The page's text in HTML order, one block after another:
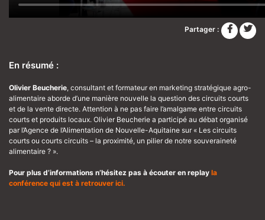
Partager :
En résumé :
Olivier Beucherie, consultant et formateur en marketing stratégique agro-
alimentaire aborde d’une manière nouvelle la question des circuits courts
et de la vente directe. Attention à ne pas faire l’amalgame entre circuits
courts et produits locaux. Olivier Beucherie a participé au débat organisé
par l’Agence de l’Alimentation de Nouvelle-Aquitaine sur « Les circuits
courts ou courts circuits – la proximité, un pilier de notre souveraineté
alimentaire ? ».
Pour plus d’informations n’hésitez pas à écouter en replay la
conférence qui est à retrouver ici.